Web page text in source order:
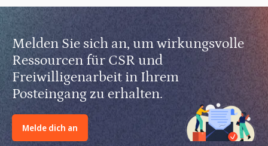
Melden Sie sich an, um wirkungsvolle
Ressourcen für CSR und
Freiwilligenarbeit in Ihrem
Posteingang zu erhalten.
Melde dich an